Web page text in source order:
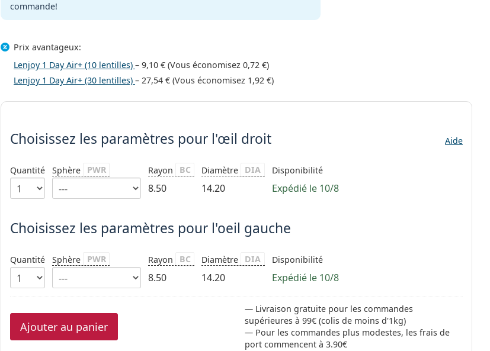
commande!
Prix avantageux:
Lenjoy 1 Day Air+ (10 lentilles)–9,10 € (Vous économisez0,72 €)
Lenjoy 1 Day Air+ (30 lentilles)–27,54 € (Vous économisez 1,92 €)
Choisissez les paramètres
Choisissez les paramètres pour l'œil droit Aide
Quantité Sphère PWR Rayon BC
8.50
Diamètre DIA
14.20
Disponibilité
Expédié le 10/8
Choisissez les paramètres pour l'oeil gauche
Quantité Sphère PWR Rayon BC
8.50
Diamètre DIA
14.20
Disponibilité
Expédié le 10/8
Ajouter au panier
Livraison gratuite pour les commandes
supérieures à 99€ (colis de moins d'1kg)
Pour les commandes plus modestes, les frais de
port commencent à 3.90€